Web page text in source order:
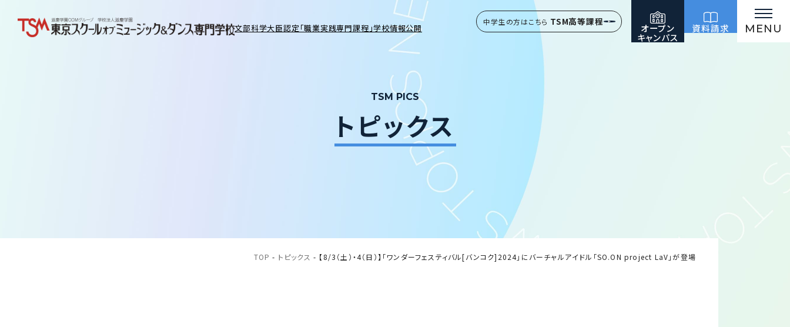
文部科学大臣認定「職業実践専門課程」学校情報公開
中学生の方はこちら TSM高等課程
オープン
キャンパス
資料請求 MENU
TSM PICS
トピックス
TOP - トピックス - 【8/3（土）・4（日）】「ワンダーフェスティバル[バンコク]2024」にバーチャルアイドル「SO.ON project LaV」が登場